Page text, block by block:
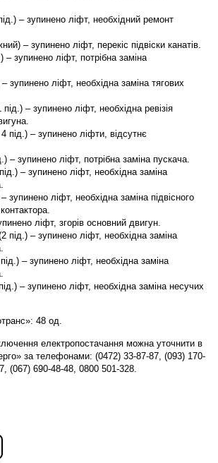
– зупинено ліфт, необхідний ремонт
– зупинено ліфт, перекіс підвіски канатів.
– зупинено ліфт, потрібна заміна
зупинено ліфт, необхідна заміна тягових
– зупинено ліфт, необхідна ревізія
під.) – зупинено ліфти, відсутнє
– зупинено ліфт, потрібна заміна пускача.
– зупинено ліфт, необхідна заміна
зупинено ліфт, необхідна заміна підвісного
ліфт, згорів основний двигун.
під.) – зупинено ліфт, необхідна заміна
– зупинено ліфт, необхідна заміна
– зупинено ліфт, необхідна заміна несучих
48 од.
електропостачання можна уточнити в
за телефонами: (0472) 33-87-87, (093) 170-
(067) 690-48-48, 0800 501-328.